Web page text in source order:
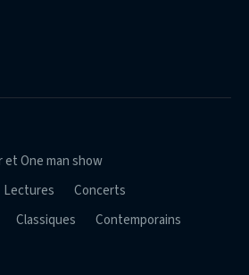
et One man show
Lectures
Concerts
Classiques
Contemporains